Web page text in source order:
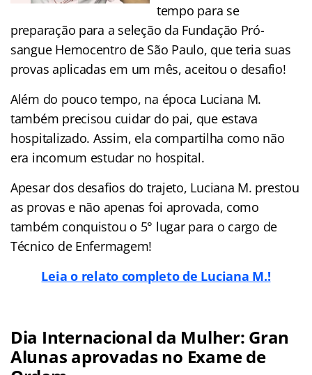
tempo para se
preparação para a seleção da Fundação Pró-
sangue Hemocentro de São Paulo, que teria suas
provas aplicadas em um mês, aceitou o desafio!
Além do pouco tempo, na época Luciana M.
também precisou cuidar do pai, que estava
hospitalizado. Assim, ela compartilha como não
era incomum estudar no hospital.
Apesar dos desafios do trajeto, Luciana M. prestou
as provas e não apenas foi aprovada, como
também conquistou o 5° lugar para o cargo de
Técnico de Enfermagem!
Leia o relato completo de Luciana M.!
Dia Internacional da Mulher: Gran
Alunas aprovadas no Exame de